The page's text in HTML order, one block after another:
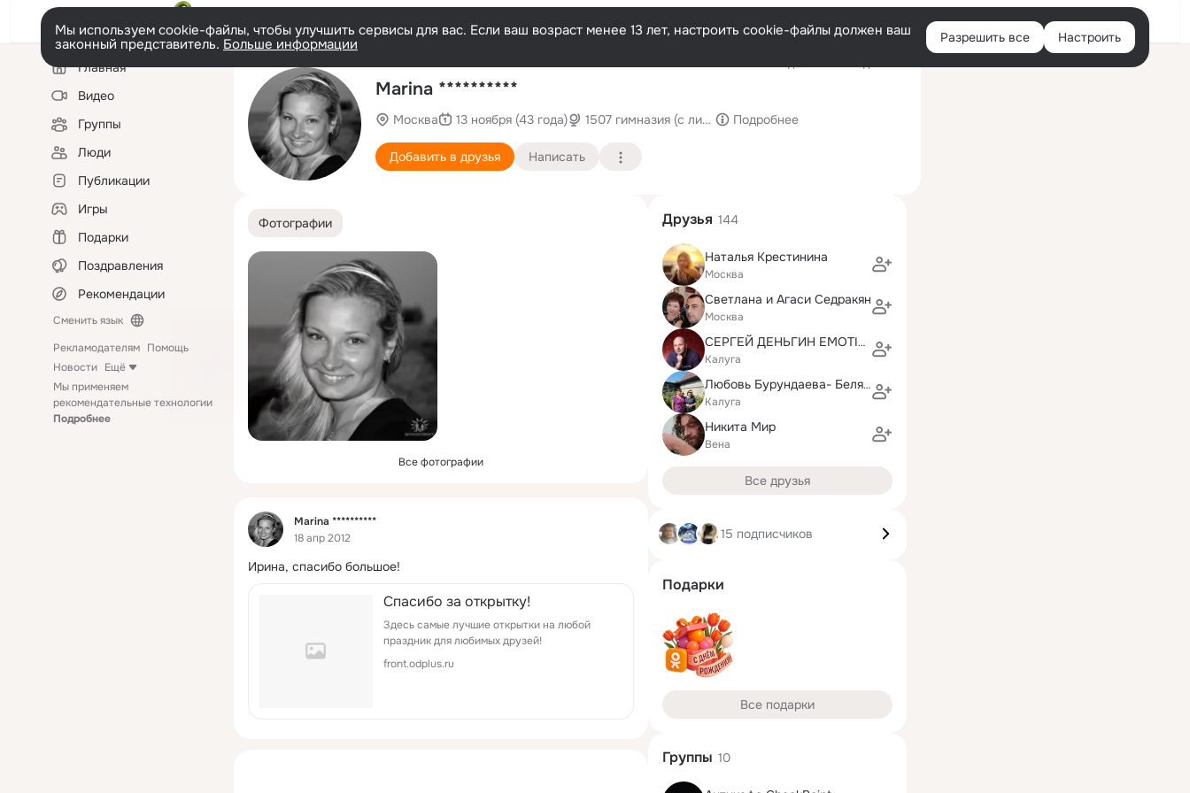
Войти
Мы используем cookie-файлы, чтобы улучшить сервисы для вас. Если ваш возраст менее 13 лет, настроить cookie-файлы должен ваш
законный представитель. Больше информации Разрешить все Настроить
Левая
колонкаГлавная
Видео
Группы
Люди
Публикации
Игры
Подарки
Поздравления
Рекомендации
Сменить язык
Рекламодателям Помощь
Новости Ещё
Мы применяем
рекомендательные технологии
Подробнее
Marina **********
Москва 13 ноября (43 года) 1507 гимназия (с лингвистическим уклоном)
Подробнее
Добавить в друзья Написать
Фотографии
Все фотографии
Фид
Marina **********
18 апр 2012
Ирина, спасибо большое!
Спасибо за открытку!
Здесь самые лучшие открытки на любой
праздник для любимых друзей!
front.odplus.ru
Друзья 144
Наталья Крестинина
Москва
Светлана и Агаси Седракян
Москва
СЕРГЕЙ ДЕНЬГИН EMOTIONS CATCHER
Калуга
Любовь Бурундаева- Белякова
Калуга
Никита Мир
Вена
Все друзья
15 подписчиков
Подарки
Все подарки
Группы 10